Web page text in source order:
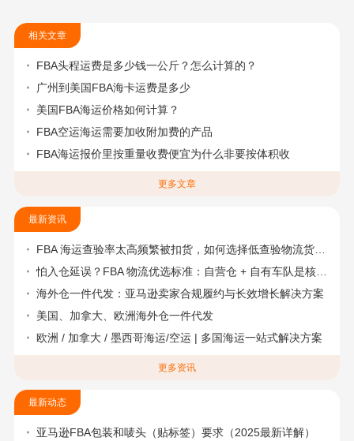
相关文章
FBA头程运费是多少钱一公斤？怎么计算的？
广州到美国FBA海卡运费是多少
美国FBA海运价格如何计算？
FBA空运海运需要加收附加费的产品
FBA海运报价里按重量收费便宜为什么非要按体积收
更多文章
最新资讯
FBA 海运查验率太高频繁被扣货，如何选择低查验物流货代？
怕入仓延误？FBA 物流优选标准：自营仓 + 自有车队是核心硬指标
海外仓一件代发：亚马逊卖家合规履约与长效增长解决方案
美国、加拿大、欧洲海外仓一件代发
欧洲 / 加拿大 / 墨西哥海运/空运 | 多国海运一站式解决方案
更多资讯
最新动态
亚马逊FBA包装和唛头（贴标签）要求（2025最新详解）